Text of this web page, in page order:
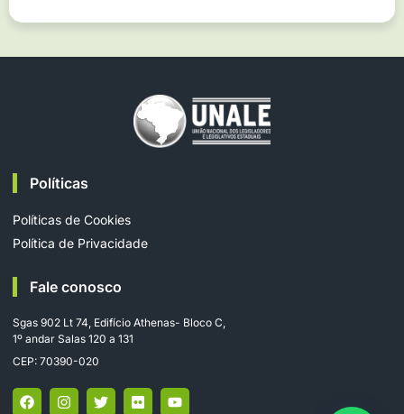
Políticas
Políticas de Cookies
Política de Privacidade
Fale conosco
Sgas 902 Lt 74, Edifício Athenas- Bloco C,
1º andar Salas 120 a 131
CEP: 70390-020